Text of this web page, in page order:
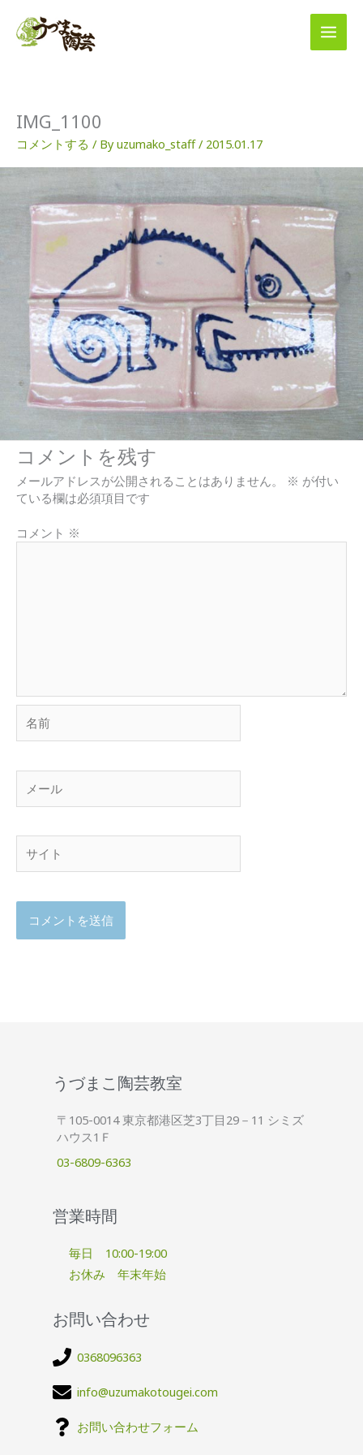
IMG_1100
コメントする / Byuzumako_staff/ 2015.01.17
コメントを残す
メールアドレスが公開されることはありません。 ※ が付い
ている欄は必須項目です
コメント ※
前
ー
ル
ト
うづまこ陶芸教室
〒105-0014 東京都港区芝3丁目29－11 シミズ
ハウス1Ｆ
03-6809-6363
営業時間
毎日 10:00-19:00
お休み 年末年始
お問い合わせ
0368096363
info@uzumakotougei.com
お問い合わせフォーム